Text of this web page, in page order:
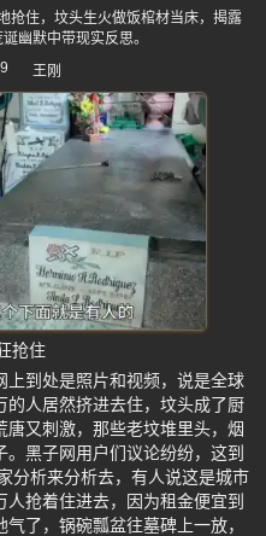
抢住，坟头生火做饭棺材当床，揭露
幽默中带现实反思。
王刚
抢住
到处是照片和视频，说是全球
人居然挤进去住，坟头成了厨
又刺激，那些老坟堆里头，烟
黑子网用户们议论纷纷，这到
分析来分析去，有人说这是城市
抢着住进去，因为租金便宜到
了，锅碗瓢盆往墓碑上一放，